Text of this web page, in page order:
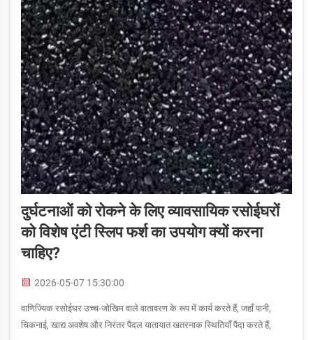
दुर्घटनाओं को रोकने के लिए व्यावसायिक रसोईघरों
को विशेष एंटी स्लिप फर्श का उपयोग क्यों करना
चाहिए?
2026-05-07 15:30:00
वाणिज्यिक रसोईघर उच्च-जोखिम वाले वातावरण के रूप में कार्य करते हैं, जहाँ पानी,
चिकनाई, खाद्य अवशेष और निरंतर पैदल यातायात खतरनाक स्थितियाँ पैदा करते हैं,